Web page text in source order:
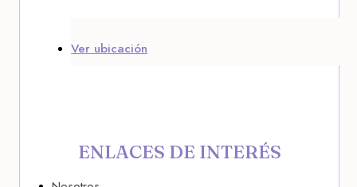
Ver ubicación
ENLACES DE INTERÉS